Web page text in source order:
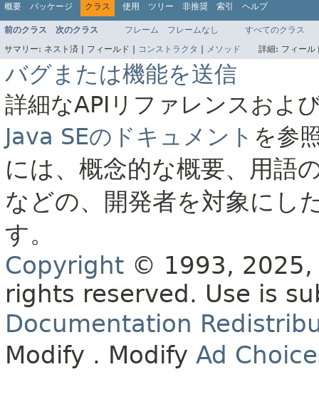
概要 パッケージ クラス 使用 ツリー 非推奨 索引 ヘルプ
前のクラス 次のクラス フレーム フレームなし
すべてのクラス
サマリー: ネスト済 | フィールド | コンストラクタ メソッド 詳細: フィー
バグまたは機能を送信
詳細なAPIリファレンスおよ
Java SEのドキュメント を参
には、概念的な概要、用語
などの、開発者を対象にし
す。
Copyright © 1993,
rights reserved. Use is
Documentation
Modify . Modify Ad